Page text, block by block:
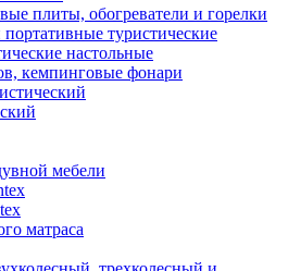
плиты, обогреватели и горелки
туристические
настольные
кемпинговые фонари
мебели
матраса